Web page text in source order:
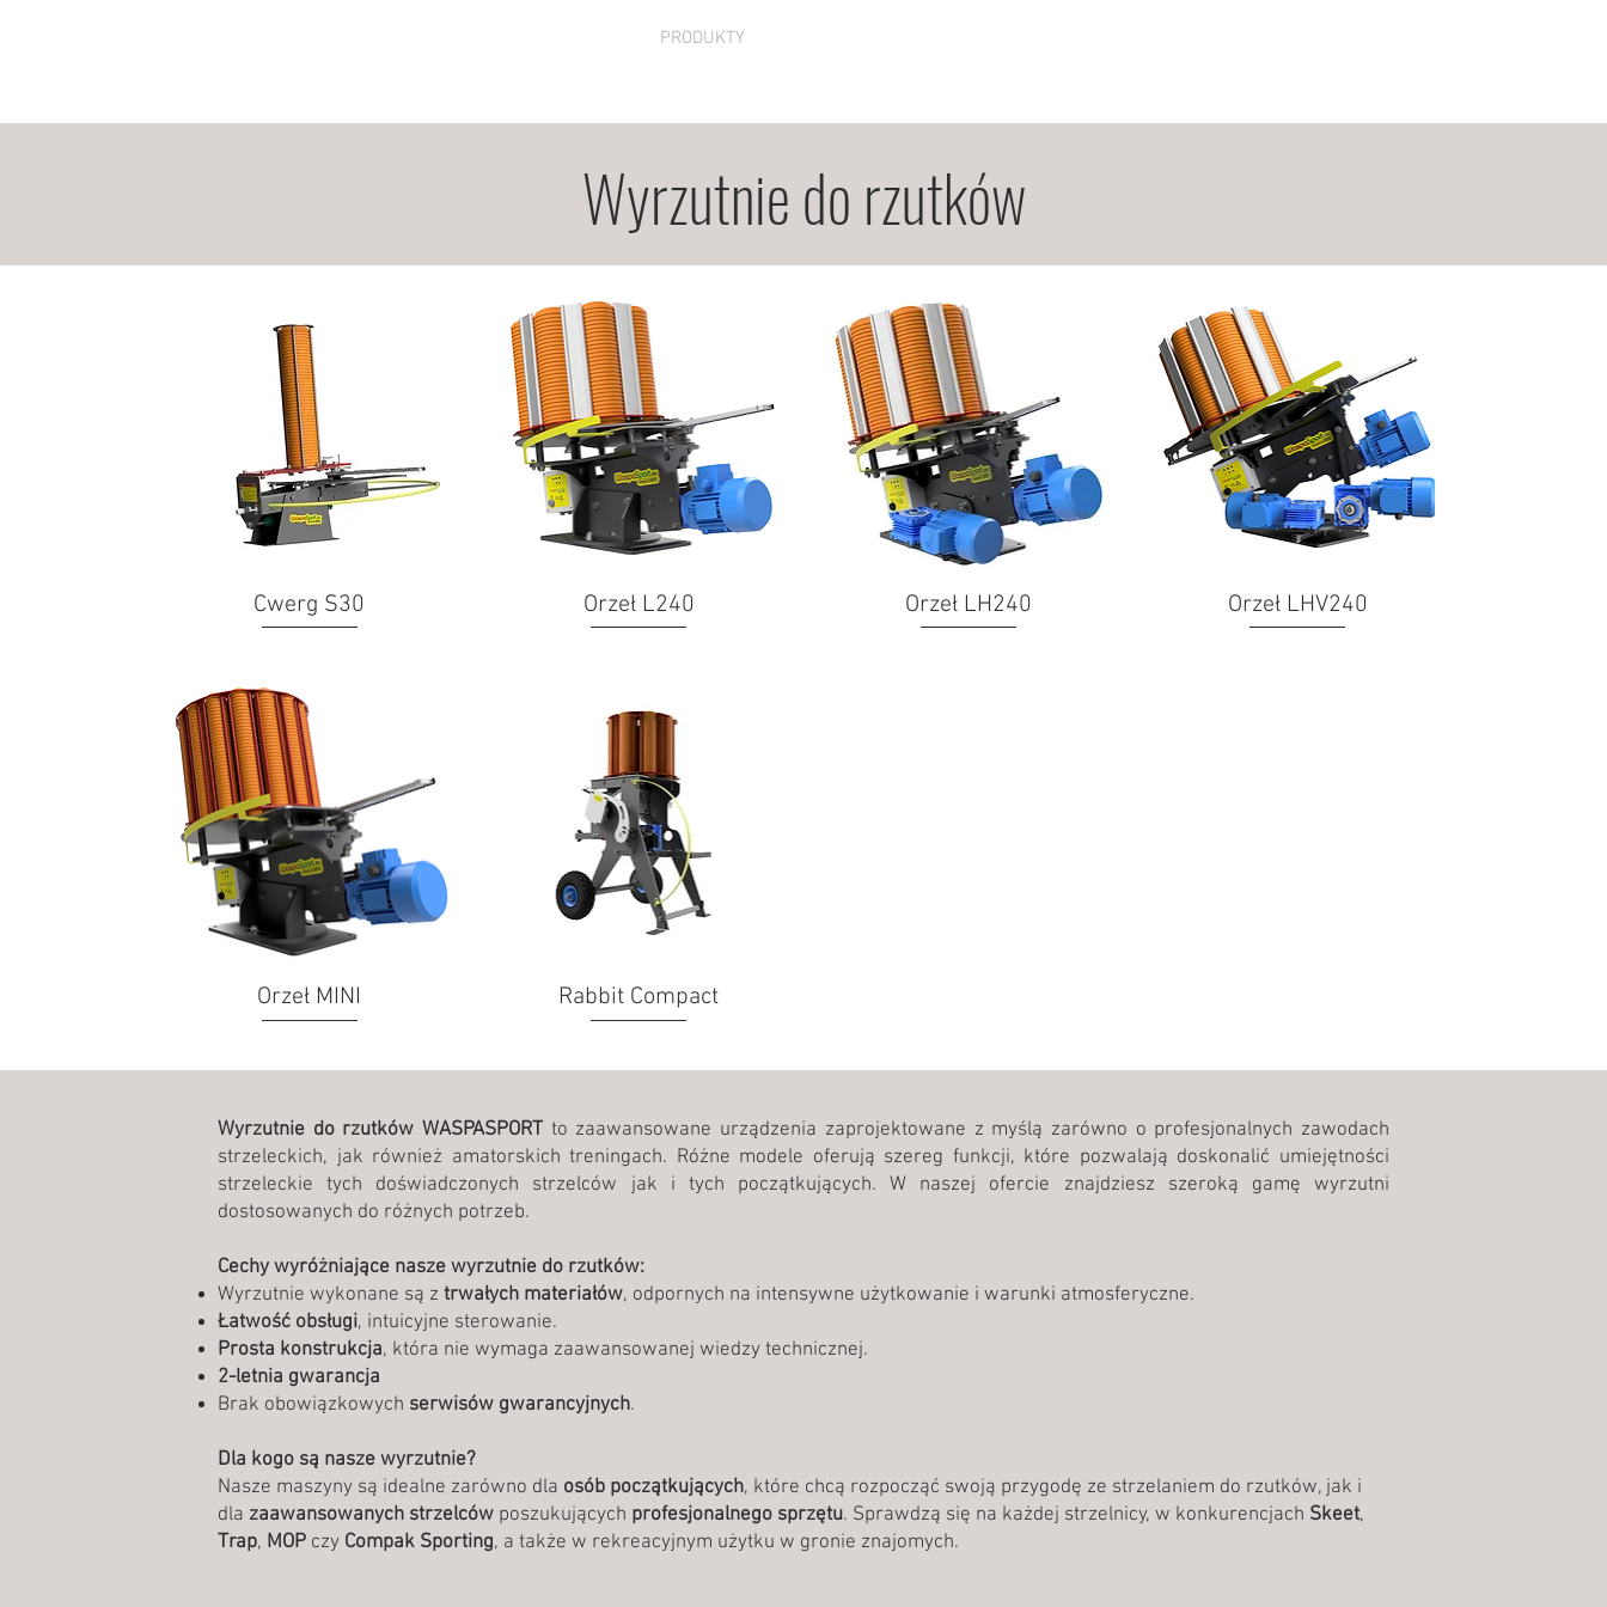
PRODUKTY
Wyrzutnie do rzutków
Cwerg S30 Orzeł L240 Orzeł LH240 Orzeł LHV240
Orzeł MINI Rabbit Compact
Wyrzutnie do rzutków WASPASPORTto zaawansowane urządzenia zaprojektowane z myślą zarówno o profesjonalnych zawodach
strzeleckich, jak również amatorskich treningach. Różne modele oferują szereg funkcji, które pozwalają doskonalić umiejętności
strzeleckie tych doświadczonych strzelców jak i tych początkujących. W naszej ofercie znajdziesz szeroką gamę wyrzutni
dostosowanych do różnych potrzeb.
Cechy wyróżniające nasze wyrzutnie do rzutków:
Wyrzutnie wykonane są z trwałych materiałów, odpornych na intensywne użytkowanie i warunki atmosferyczne.
Łatwość obsługi, intuicyjne sterowanie.
Prosta konstrukcja, która nie wymaga zaawansowanej wiedzy technicznej.
2-letnia gwarancja
Brak obowiązkowych serwisów gwarancyjnych.
Dla kogo są nasze wyrzutnie?
Nasze maszyny są idealne zarówno dla osób początkujących, które chcą rozpocząć swoją przygodę ze strzelaniem do rzutków, jak i
dla zaawansowanych strzelców poszukujących profesjonalnego sprzętu. Sprawdzą się na każdej strzelnicy, w konkurencjach Skeet,
Trap, MOP czy Compak Sporting, a także w rekreacyjnym użytku w gronie znajomych.